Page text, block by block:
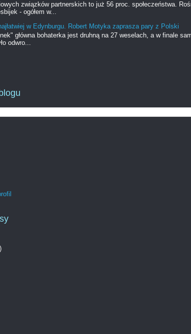
związków partnerskich to już 56 proc. społeczeństwa.
- ogółem w...
w Edynburgu. Robert Motyka zaprasza pary z Polski
główna bohaterka jest druhną na 27 weselach, a w finale
odwro...